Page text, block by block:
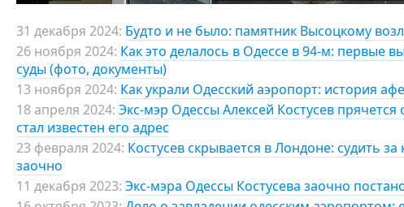
31 декабря 2024: Будто и не было: памятник Высоцкому
26 ноября 2024: Как это делалось в Одессе в 94-м: первые
суды (фото, документы)
13 ноября 2024: Как украли Одесский аэропорт: история
18 апреля 2024: Экс-мэр Одессы Алексей Костусев
стал известен его адрес
23 февраля 2024: Костусев скрывается в Лондоне: судить
заочно
11 декабря 2023: Экс-мэра Одессы Костусева заочно